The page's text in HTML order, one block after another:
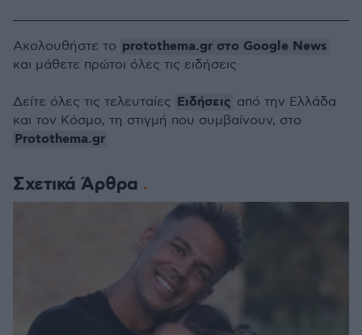
Σχετικά Άρθρα
Ακολουθήστε το protothema.gr στο Google News
και μάθετε πρώτοι όλες τις ειδήσεις
Δείτε όλες τις τελευταίες Ειδήσεις από την Ελλάδα
και τον Κόσμο, τη στιγμή που συμβαίνουν, στο
Protothema.gr